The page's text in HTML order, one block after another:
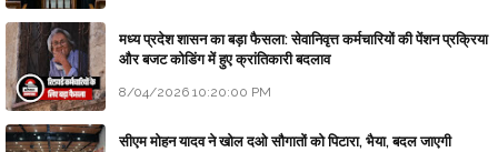
मध्य प्रदेश शासन का बड़ा फैसला: सेवानिवृत्त कर्मचारियों की पेंशन प्रक्रिया
और बजट कोडिंग में हुए क्रांतिकारी बदलाव
8/04/2026 10:20:00 PM
सीएम मोहन यादव ने खोल दओ सौगातों को पिटारा, भैया, बदल जाएगी